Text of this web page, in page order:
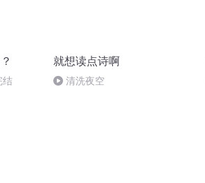
结
就想读点诗啊
清洗夜空